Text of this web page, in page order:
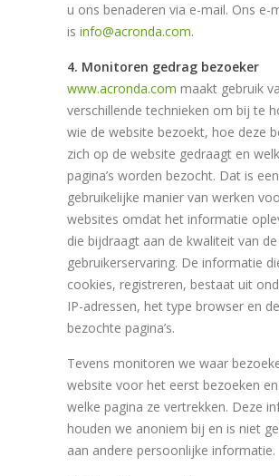
u ons benaderen via e-mail. Ons e-
is info@acronda.com.
4. Monitoren gedrag bezoeker
www.acronda.com maakt gebruik
verschillende technieken om bij te
wie de website bezoekt, hoe deze
zich op de website gedraagt en
pagina’s worden bezocht. Dat is een
gebruikelijke manier van werken
websites omdat het informatie
die bijdraagt aan de kwaliteit van de
gebruikerservaring. De informatie
cookies, registreren, bestaat uit
IP-adressen, het type browser en de
bezochte pagina’s.
Tevens monitoren we waar
website voor het eerst bezoeken
welke pagina ze vertrekken. Deze
houden we anoniem bij en is niet
aan andere persoonlijke informatie.